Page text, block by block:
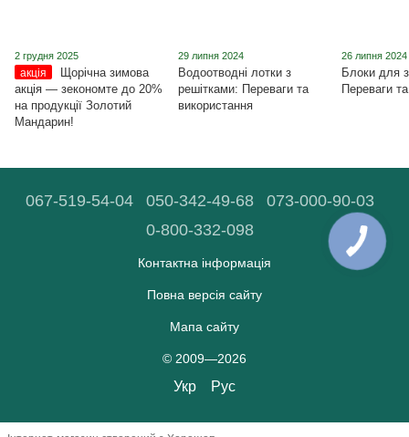
2 грудня 2025
акція
Щорічна зимова
акція ― зекономте до 20%
на продукції Золотий
Мандарин!
29 липня 2024
Водоотводні лотки з
решітками: Переваги та
використання
26 липня 2024
Блоки для
Переваги
067-519-54-04 050-342-49-68
073-000-90-03
0-800-332-098
Контактна інформація
Повна версія сайту
Мапа сайту
© 2009—2026
Укр Рус